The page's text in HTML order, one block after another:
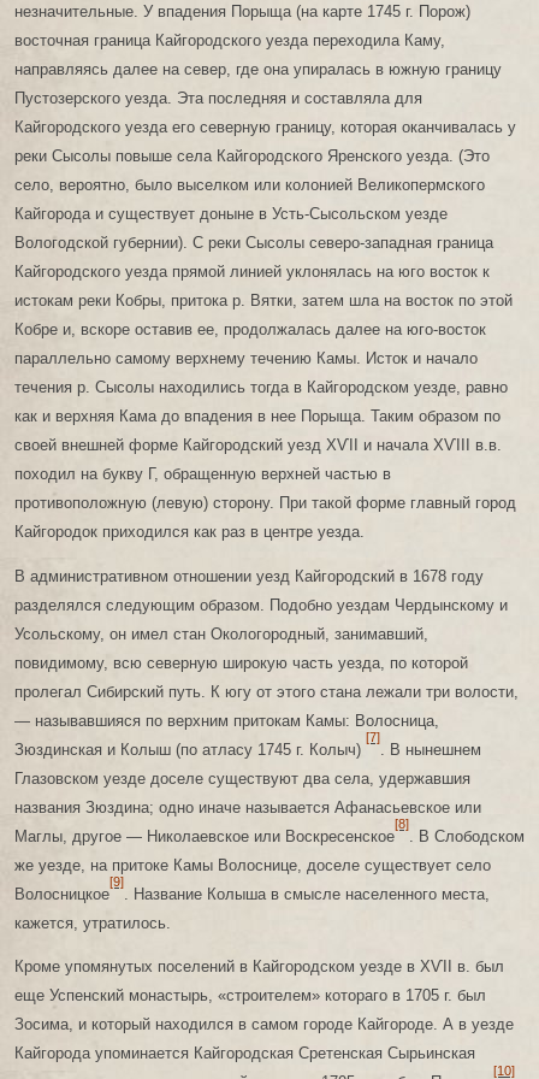
незначительные. У впадения Порыща (на карте 1745 г. Порож)
восточная граница Кайгородского уезда переходила Каму,
направляясь далее на север, где она упиралась в южную границу
Пустозерского уезда. Эта последняя и составляла для
Кайгородского уезда его северную границу, которая оканчивалась у
реки Сысолы повыше села Кайгородского Яренского уезда. (Это
село, вероятно, было выселком или колонией Великопермского
Кайгорода и существует доныне в Усть-Сысольском уезде
Вологодской губернии). С реки Сысолы северо-западная граница
Кайгородского уезда прямой линией уклонялась на юго восток к
истокам реки Кобры, притока р. Вятки, затем шла на восток по этой
Кобре и, вскоре оставив ее, продолжалась далее на юго-восток
параллельно самому верхнему течению Камы. Исток и начало
течения р. Сысолы находились тогда в Кайгородском уезде, равно
как и верхняя Кама до впадения в нее Порыща. Таким образом по
своей внешней форме Кайгородский уезд ХѴІІ и начала ХѴIII в.в.
походил на букву Г, обращенную верхней частью в
противоположную (левую) сторону. При такой форме главный город
Кайгородок приходился как раз в центре уезда.
В административном отношении уезд Кайгородский в 1678 году
разделялся следующим образом. Подобно уездам Чердынскому и
Усольскому, он имел стан Окологородный, занимавший,
повидимому, всю северную широкую часть уезда, по которой
пролегал Сибирский путь. К югу от этого стана лежали три волости,
— называвшияся по верхним притокам Камы: Волосница,
Зюздинская и Колыш (по атласу 1745 г. Колыч)
[7]
. В нынешнем
Глазовском уезде доселе существуют два села, удержавшия
названия Зюздина; одно иначе называется Афанасьевское или
Маглы, другое — Николаевское или Воскресенское
[8]
. В Слободском
же уезде, на притоке Камы Волоснице, доселе существует село
Волосницкое
[9]
. Название Колыша в смысле населенного места,
кажется, утратилось.
Кроме упомянутых поселений в Кайгородском уезде в ХѴІІ в. был
еще Успенский монастырь, «строителем» котораго в 1705 г. был
Зосима, и который находился в самом городе Кайгороде. А в уезде
Кайгорода упоминается Кайгородская Сретенская Сырьинская
[10]